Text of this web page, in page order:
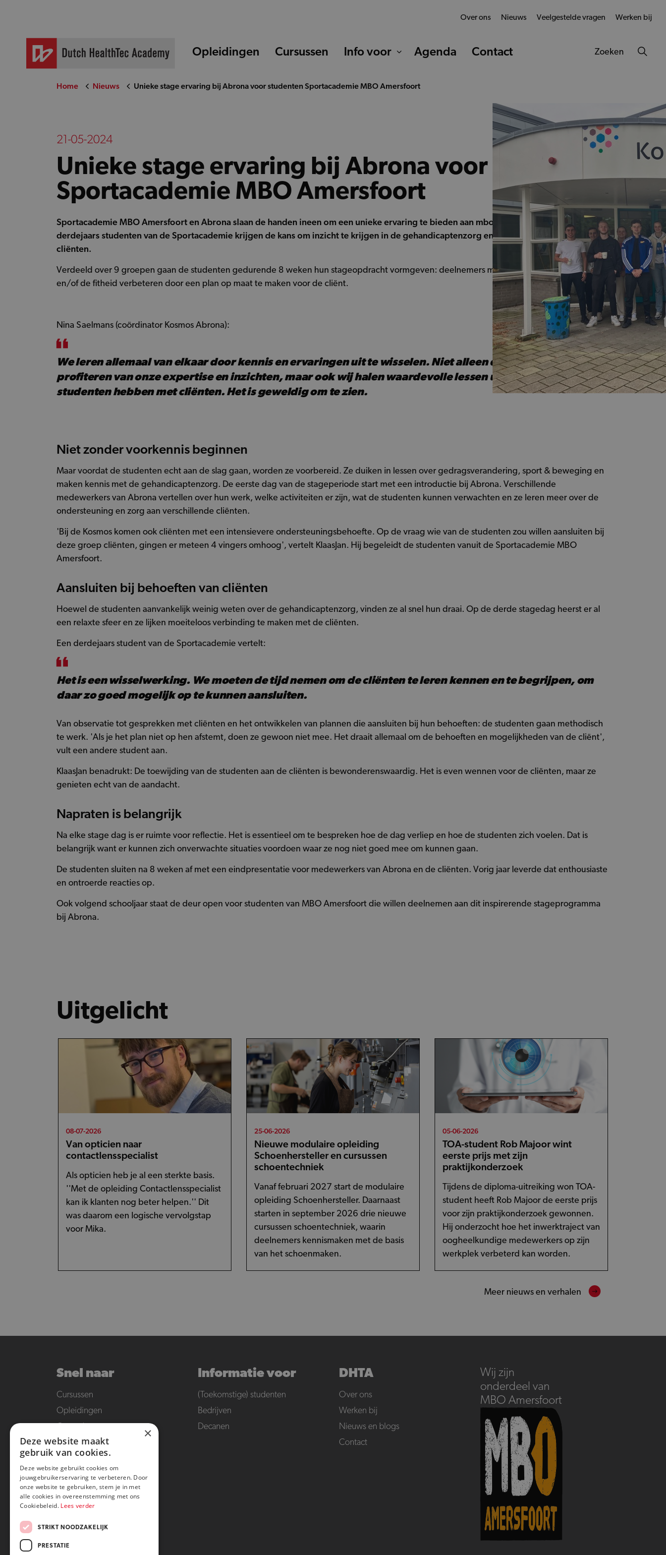
Opleidingen Cursussen Info voor Agenda Contact
Over ons Nieuws Veelgestelde vragen Werken bij
Zoeken
Home Nieuws Unieke stage ervaring bij Abrona voor studenten Sportacademie MBO Amersfoort
21-05-2024
Unieke stage ervaring bij Abrona voor studenten
Sportacademie MBO Amersfoort
Sportacademie MBO Amersfoort en Abrona slaan de handen ineen om een unieke ervaring te bieden aan mbo studenten. 18 enthousiaste
derdejaars studenten van de Sportacademie krijgen de kans om inzicht te krijgen in de gehandicaptenzorg en samen te werken met
cliënten.
Verdeeld over 9 groepen gaan de studenten gedurende 8 weken hun stageopdracht vormgeven: deelnemers meer in beweging krijgen
en/of de fitheid verbeteren door een plan op maat te maken voor de cliënt.
Nina Saelmans (coördinator Kosmos Abrona):
We leren allemaal van elkaar door kennis en ervaringen uit te wisselen. Niet alleen de studenten
profiteren van onze expertise en inzichten, maar ook wij halen waardevolle lessen uit de interactie die
studenten hebben met cliënten. Het is geweldig om te zien.
Niet zonder voorkennis beginnen
Maar voordat de studenten echt aan de slag gaan, worden ze voorbereid. Ze duiken in lessen over gedragsverandering, sport & beweging en
maken kennis met de gehandicaptenzorg. De eerste dag van de stageperiode start met een introductie bij Abrona. Verschillende
medewerkers van Abrona vertellen over hun werk, welke activiteiten er zijn, wat de studenten kunnen verwachten en ze leren meer over de
ondersteuning en zorg aan verschillende cliënten.
'Bij de Kosmos komen ook cliënten met een intensievere ondersteuningsbehoefte. Op de vraag wie van de studenten zou willen aansluiten bij
deze groep cliënten, gingen er meteen 4 vingers omhoog', vertelt KlaasJan. Hij begeleidt de studenten vanuit de Sportacademie MBO
Amersfoort.
Aansluiten bij behoeften van cliënten
Hoewel de studenten aanvankelijk weinig weten over de gehandicaptenzorg, vinden ze al snel hun draai. Op de derde stagedag heerst er al
een relaxte sfeer en ze lijken moeiteloos verbinding te maken met de cliënten.
Een derdejaars student van de Sportacademie vertelt:
Het is een wisselwerking. We moeten de tijd nemen om de cliënten te leren kennen en te begrijpen, om
daar zo goed mogelijk op te kunnen aansluiten.
Van observatie tot gesprekken met cliënten en het ontwikkelen van plannen die aansluiten bij hun behoeften: de studenten gaan methodisch
te werk. 'Als je het plan niet op hen afstemt, doen ze gewoon niet mee. Het draait allemaal om de behoeften en mogelijkheden van de cliënt',
vult een andere student aan.
KlaasJan benadrukt: De toewijding van de studenten aan de cliënten is bewonderenswaardig. Het is even wennen voor de cliënten, maar ze
genieten echt van de aandacht.
Napraten is belangrijk
Na elke stage dag is er ruimte voor reflectie. Het is essentieel om te bespreken hoe de dag verliep en hoe de studenten zich voelen. Dat is
belangrijk want er kunnen zich onverwachte situaties voordoen waar ze nog niet goed mee om kunnen gaan.
De studenten sluiten na 8 weken af met een eindpresentatie voor medewerkers van Abrona en de cliënten. Vorig jaar leverde dat enthousiaste
en ontroerde reacties op.
Ook volgend schooljaar staat de deur open voor studenten van MBO Amersfoort die willen deelnemen aan dit inspirerende stageprogramma
bij Abrona.
Uitgelicht
08-07-2026
Van opticien naar
contactlensspecialist
Als opticien heb je al een sterkte basis.
''Met de opleiding Contactlensspecialist
kan ik klanten nog beter helpen.'' Dit
was daarom een logische vervolgstap
voor Mika.
25-06-2026
Nieuwe modulaire opleiding
Schoenhersteller en cursussen
schoentechniek
Vanaf februari 2027 start de modulaire
opleiding Schoenhersteller. Daarnaast
starten in september 2026 drie nieuwe
cursussen schoentechniek, waarin
deelnemers kennismaken met de basis
van het schoenmaken.
05-06-2026
TOA-student Rob Majoor wint
eerste prijs met zijn
praktijkonderzoek
Tijdens de diploma-uitreiking won TOA-
student heeft Rob Majoor de eerste prijs
voor zijn praktijkonderzoek gewonnen.
Hij onderzocht hoe het inwerktraject van
oogheelkundige medewerkers op zijn
werkplek verbeterd kan worden.
Meer nieuws en verhalen
Snel naar
Cursussen
Opleidingen
Veelgestelde vragen
Informatie voor
(Toekomstige) studenten
Bedrijven
Decanen
DHTA
Over ons
Werken bij
Nieuws en blogs
Contact
Wij zijn
onderdeel van
MBO Amersfoort
×
Deze website maakt
gebruik van cookies.
Deze website gebruikt cookies om
jouwgebruikerservaring te verbeteren. Door
onze website te gebruiken, stem je in met
alle cookies in overeenstemming met ons
Cookiebeleid. Lees verder
STRIKT NOODZAKELIJK
PRESTATIE